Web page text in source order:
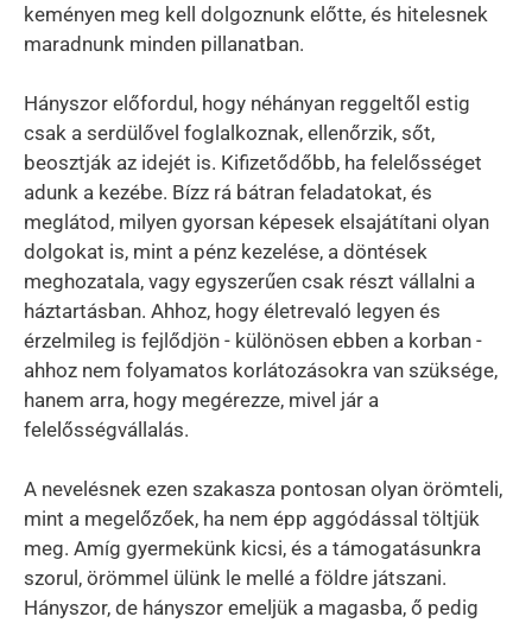
keményen meg kell dolgoznunk előtte, és hitelesnek
maradnunk minden pillanatban.
Hányszor előfordul, hogy néhányan reggeltől estig
csak a serdülővel foglalkoznak, ellenőrzik, sőt,
beosztják az idejét is. Kifizetődőbb, ha felelősséget
adunk a kezébe. Bízz rá bátran feladatokat, és
meglátod, milyen gyorsan képesek elsajátítani olyan
dolgokat is, mint a pénz kezelése, a döntések
meghozatala, vagy egyszerűen csak részt vállalni a
háztartásban. Ahhoz, hogy életrevaló legyen és
érzelmileg is fejlődjön - különösen ebben a korban -
ahhoz nem folyamatos korlátozásokra van szüksége,
hanem arra, hogy megérezze, mivel jár a
felelősségvállalás.
A nevelésnek ezen szakasza pontosan olyan örömteli,
mint a megelőzőek, ha nem épp aggódással töltjük
meg. Amíg gyermekünk kicsi, és a támogatásunkra
szorul, örömmel ülünk le mellé a földre játszani.
Hányszor, de hányszor emeljük a magasba, ő pedig